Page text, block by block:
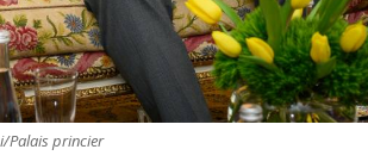
Palais princier